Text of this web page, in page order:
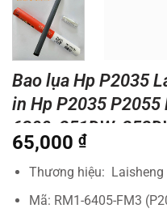
Bao lụa Hp P2035
in Hp P2035
6300, 251DW,
65,000 ₫
Thương hiệu: Laisheng
Mã: RM1-6405-FM3